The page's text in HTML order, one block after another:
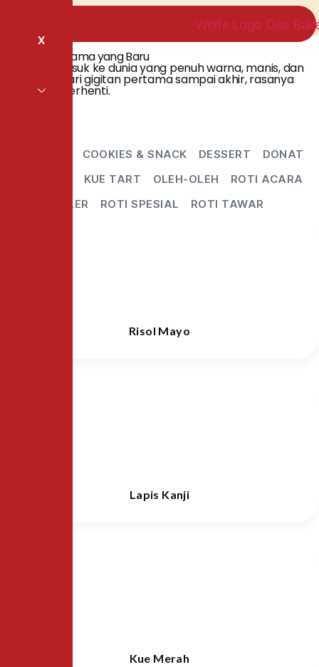
X
Kenalan Yuk Sama yang Baru
Siap-siap masuk ke dunia yang penuh warna, manis, dan
bikin nagih Dari gigitan pertama sampai akhir, rasanya
bikin susah berhenti.
COOKIES & SNACK DESSERT
DONAT
KUE TART OLEH-OLEH
ROTI ACARA
ROTI REGULER
ROTI SPESIAL ROTI TAWAR
Risol Mayo
Lapis Kanji
Kue Merah